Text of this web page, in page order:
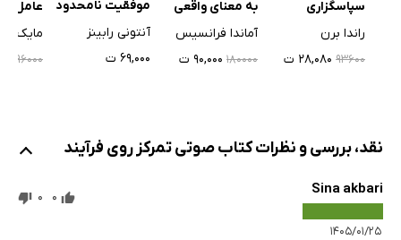
سپاسگزاری
راندا برن
۹۳۶۰۰ ۲۸,۰۸۰ ت
به معنای واقعی
آماندا فرانسیس
۱۸۰۰۰۰ ۹۰,۰۰۰ ت
موفقیت نامحدود
در 20 روز
آنتونی رابینز
۶۹,۰۰۰ ت
عامل
مایک
۹۶۰۰۰
نقد، بررسی و نظرات کتاب صوتی تمرکز روی فرآیند
Sina akbari
۱۴۰۵/۰۱/۲۵
0
0